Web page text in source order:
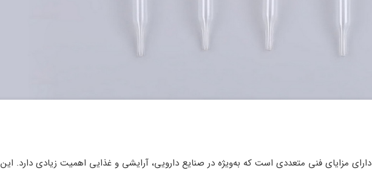
دارای مزایای فنی متعددی است که به‌ویژه در صنایع دارویی، آرایشی و غذایی اهمیت زیادی دارد. این